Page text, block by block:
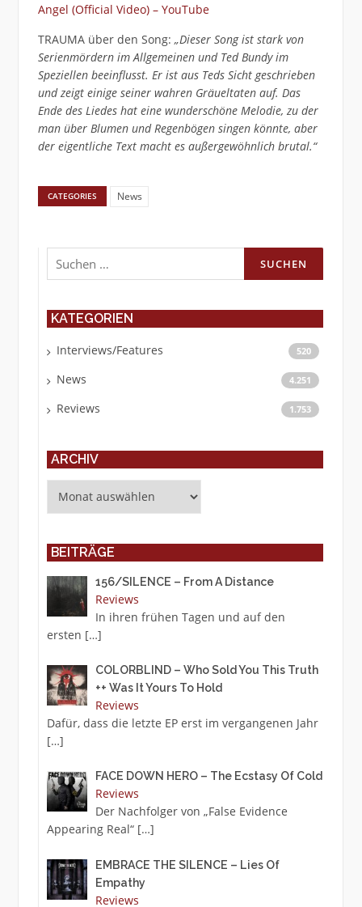
Angel (Official Video) – YouTube
TRAUMA über den Song: „Dieser Song ist stark von
Serienmördern im Allgemeinen und Ted Bundy im
Speziellen beeinflusst. Er ist aus Teds Sicht geschrieben
und zeigt einige seiner wahren Gräueltaten auf. Das
Ende des Liedes hat eine wunderschöne Melodie, zu der
man über Blumen und Regenbögen singen könnte, aber
der eigentliche Text macht es außergewöhnlich brutal.“
CATEGORIES News
Suchen
nach:
KATEGORIEN
Interviews/Features 520
News 4.251
Reviews 1.753
ARCHIV
BEITRÄGE
156/SILENCE – From A Distance
Reviews
In ihren frühen Tagen und auf den
ersten […]
COLORBLIND – Who Sold You This Truth
++ Was It Yours To Hold
Reviews
Dafür, dass die letzte EP erst im vergangenen Jahr
[…]
FACE DOWN HERO – The Ecstasy Of Cold
Reviews
Der Nachfolger von „False Evidence
Appearing Real“ […]
EMBRACE THE SILENCE – Lies Of
Empathy
Reviews